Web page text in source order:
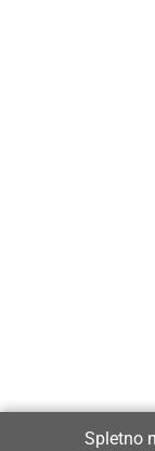
Glavni in
Dejan Razlag
Spletno